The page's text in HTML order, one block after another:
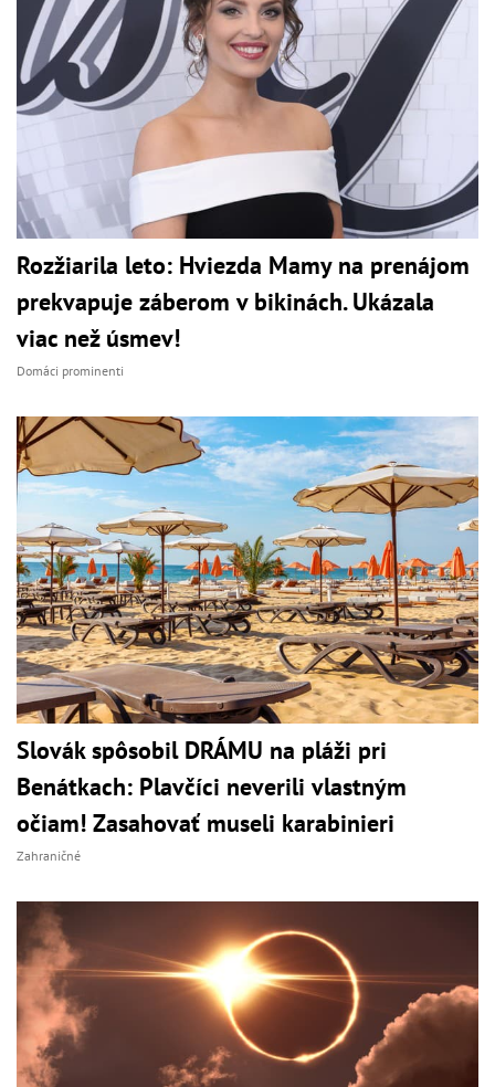
Rozžiarila leto: Hviezda Mamy na prenájom
prekvapuje záberom v bikinách. Ukázala
viac než úsmev!
Domáci prominenti
Slovák spôsobil DRÁMU na pláži pri
Benátkach: Plavčíci neverili vlastným
očiam! Zasahovať museli karabinieri
Zahraničné